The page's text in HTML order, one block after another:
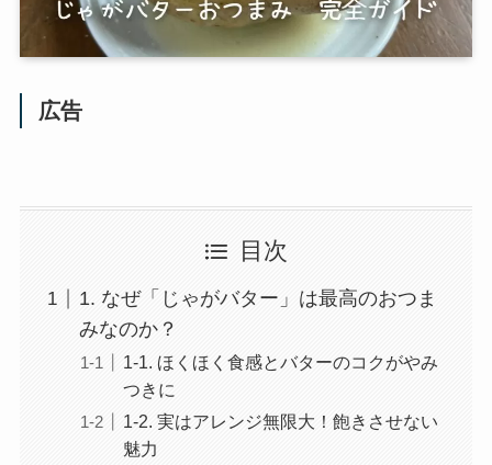
広告
目次
1. なぜ「じゃがバター」は最高のおつま
みなのか？
1-1. ほくほく食感とバターのコクがやみ
つきに
1-2. 実はアレンジ無限大！飽きさせない
魅力